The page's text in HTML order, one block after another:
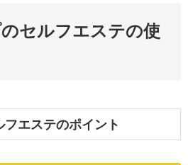
セルフエステの使
エステのポイント